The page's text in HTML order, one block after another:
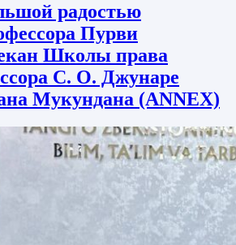
радостью
Пурви
Школы права
С. О. Джунаре
Мукундана (ANNEX)